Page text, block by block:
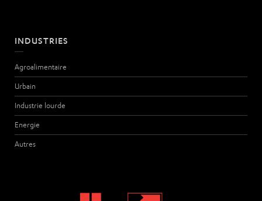
INDUSTRIES
Agroalimentaire
Urbain
Industrie lourde
Energie
Autres